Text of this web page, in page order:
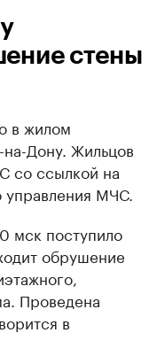
стены
в жилом
Дону. Жильцов
со ссылкой на
управления МЧС.
мск поступило
обрушение
Проведена
в